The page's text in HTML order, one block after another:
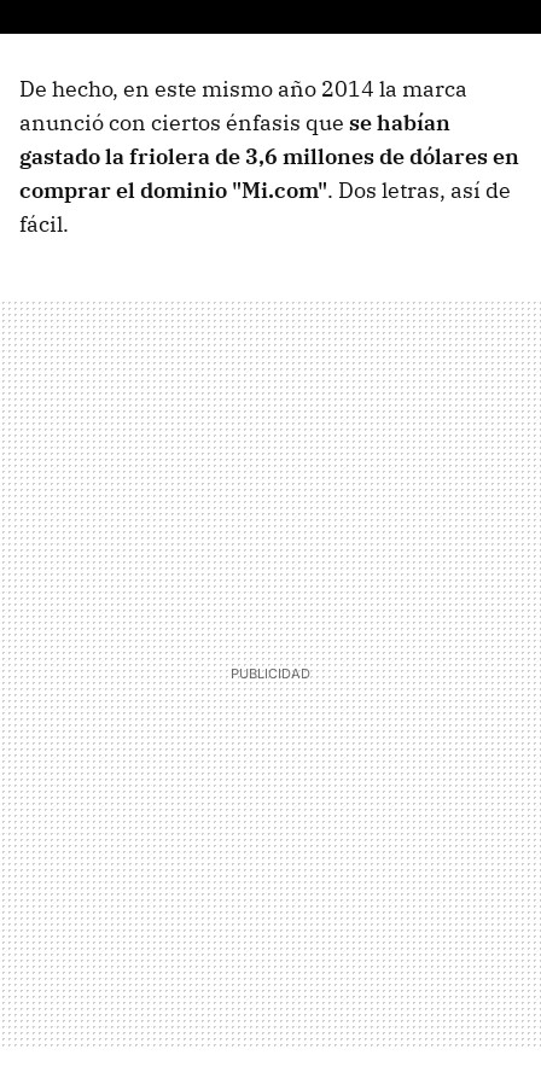
De hecho, en este mismo año 2014 la marca
anunció con ciertos énfasis que se habían
gastado la friolera de 3,6 millones de dólares en
comprar el dominio "Mi.com". Dos letras, así de
fácil.